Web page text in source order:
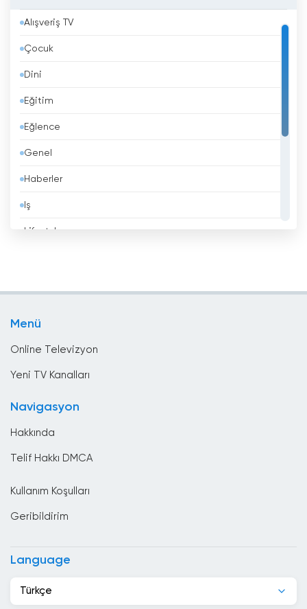
Bahreyn
Bangladeş
Barbados
Belçika
Belize
Benin
Beyaz Rusya
Cibuti
Alışveriş TV
Çocuk
Dini
Eğitim
Eğlence
Genel
Haberler
Iş
Lifestyle
Menü
Online Televizyon
Yeni TV Kanalları
Navigasyon
Hakkında
Telif Hakkı DMCA
Kullanım Koşulları
Geribildirim
Language
Türkçe